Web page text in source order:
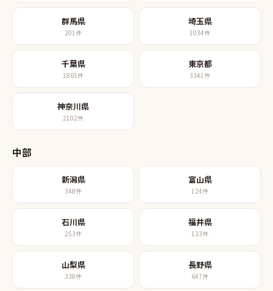
群馬県
201件
埼玉県
1034件
千葉県
1865件
東京都
3341件
神奈川県
2102件
中部
新潟県
348件
富山県
124件
石川県
253件
福井県
133件
山梨県
338件
長野県
647件